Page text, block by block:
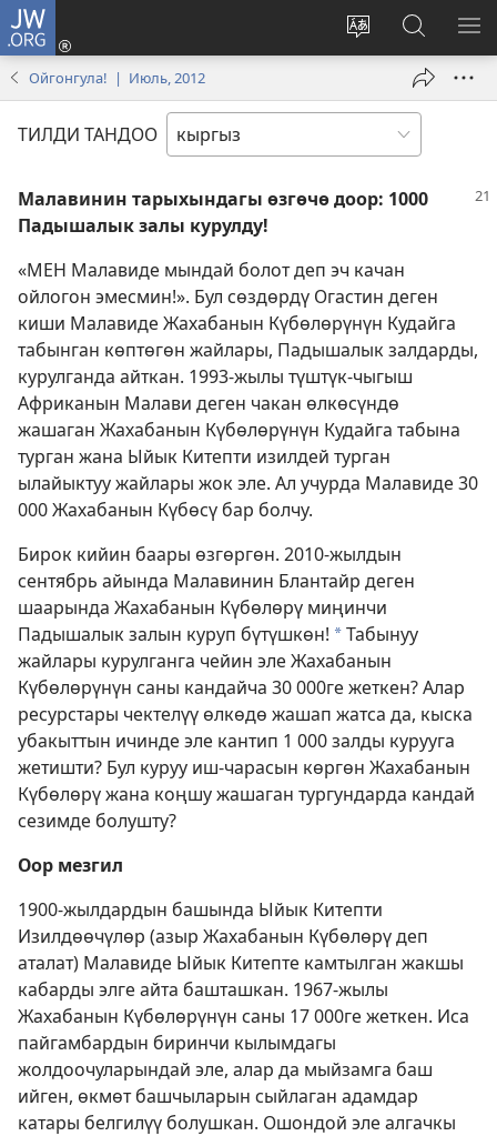
JW.ORG
Башка
тандоо
Кирүү
(жаңы
JW.ORG
сайтынан
издөө
Ойгонгула! | Июль, 2012
ТИЛДИ ТАНДОО
Малавинин тарыхындагы өзгөчө доор: 1000
Падышалык залы курулду!
«МЕН Малавиде мындай болот деп эч качан
ойлогон эмесмин!». Бул сөздөрдү Огастин деген
киши Малавиде Жахабанын Күбөлөрүнүн Кудайга
табынган көптөгөн жайлары, Падышалык залдарды,
курулганда айткан. 1993-жылы түштүк-чыгыш
Африканын Малави деген чакан өлкөсүндө
жашаган Жахабанын Күбөлөрүнүн Кудайга табына
турган жана Ыйык Китепти изилдей турган
ылайыктуу жайлары жок эле. Ал учурда Малавиде 30
000 Жахабанын Күбөсү бар болчу.
Бирок кийин баары өзгөргөн. 2010-жылдын
сентябрь айында Малавинин Блантайр деген
шаарында Жахабанын Күбөлөрү миңинчи
Падышалык залын куруп бүтүшкөн! *Табынуу
жайлары курулганга чейин эле Жахабанын
Күбөлөрүнүн саны кандайча 30 000ге жеткен? Алар
ресурстары чектелүү өлкөдө жашап жатса да, кыска
убакыттын ичинде эле кантип 1 000 залды курууга
жетишти? Бул куруу иш-чарасын көргөн Жахабанын
Күбөлөрү жана коңшу жашаган тургундарда кандай
сезимде болушту?
Оор мезгил
1900-жылдардын башында Ыйык Китепти
Изилдөөчүлөр (азыр Жахабанын Күбөлөрү деп
аталат) Малавиде Ыйык Китепте камтылган жакшы
кабарды элге айта башташкан. 1967-жылы
Жахабанын Күбөлөрүнүн саны 17 000ге жеткен. Иса
пайгамбардын биринчи кылымдагы
жолдоочуларындай эле, алар да мыйзамга баш
ийген, өкмөт башчыларын сыйлаган адамдар
катары белгилүү болушкан. Ошондой эле алгачкы